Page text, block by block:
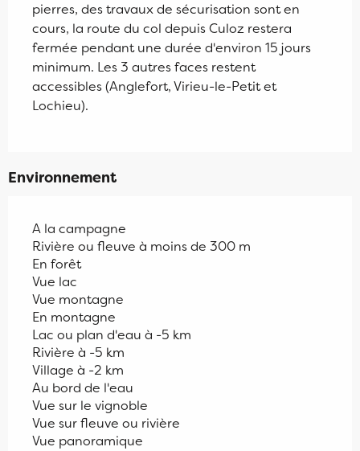
pierres, des travaux de sécurisation sont en
cours, la route du col depuis Culoz restera
fermée pendant une durée d'environ 15 jours
minimum. Les 3 autres faces restent
accessibles (Anglefort, Virieu-le-Petit et
Lochieu).
Environnement
A la campagne
Rivière ou fleuve à moins de 300 m
En forêt
Vue lac
Vue montagne
En montagne
Lac ou plan d'eau à -5 km
Rivière à -5 km
Village à -2 km
Au bord de l'eau
Vue sur le vignoble
Vue sur fleuve ou rivière
Vue panoramique